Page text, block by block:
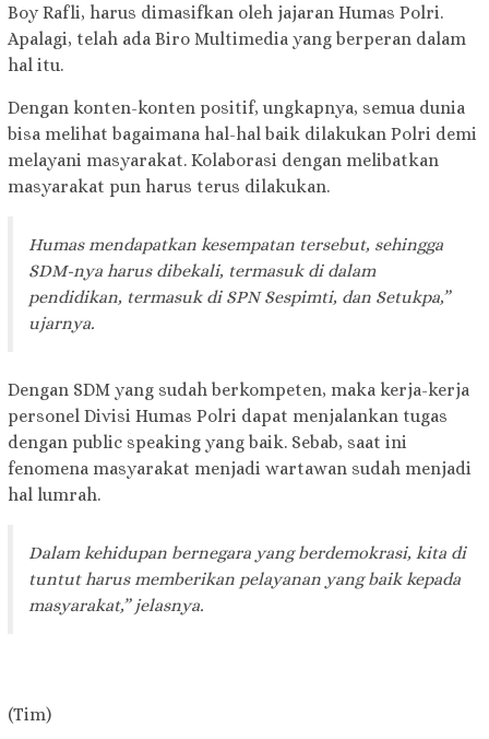
Boy Rafli, harus dimasifkan oleh jajaran Humas Polri.
Apalagi, telah ada Biro Multimedia yang berperan dalam
hal itu.
Dengan konten-konten positif, ungkapnya, semua dunia
bisa melihat bagaimana hal-hal baik dilakukan Polri demi
melayani masyarakat. Kolaborasi dengan melibatkan
masyarakat pun harus terus dilakukan.
Humas mendapatkan kesempatan tersebut, sehingga
SDM-nya harus dibekali, termasuk di dalam
pendidikan, termasuk di SPN Sespimti, dan Setukpa,”
ujarnya.
Dengan SDM yang sudah berkompeten, maka kerja-kerja
personel Divisi Humas Polri dapat menjalankan tugas
dengan public speaking yang baik. Sebab, saat ini
fenomena masyarakat menjadi wartawan sudah menjadi
hal lumrah.
Dalam kehidupan bernegara yang berdemokrasi, kita di
tuntut harus memberikan pelayanan yang baik kepada
masyarakat,” jelasnya.
(Tim)